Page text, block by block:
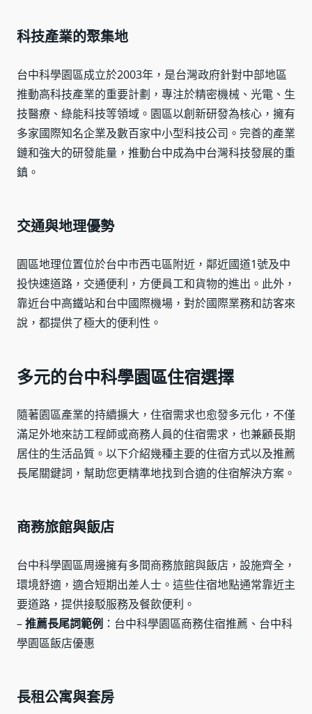
科技產業的聚集地
台中科學園區成立於2003年，是台灣政府針對中部地區
推動高科技產業的重要計劃，專注於精密機械、光電、生
技醫療、綠能科技等領域。園區以創新研發為核心，擁有
多家國際知名企業及數百家中小型科技公司。完善的產業
鏈和強大的研發能量，推動台中成為中台灣科技發展的重
鎮。
交通與地理優勢
園區地理位置位於台中市西屯區附近，鄰近國道1號及中
投快速道路，交通便利，方便員工和貨物的進出。此外，
靠近台中高鐵站和台中國際機場，對於國際業務和訪客來
說，都提供了極大的便利性。
多元的台中科學園區住宿選擇
隨著園區產業的持續擴大，住宿需求也愈發多元化，不僅
滿足外地來訪工程師或商務人員的住宿需求，也兼顧長期
居住的生活品質。以下介紹幾種主要的住宿方式以及推薦
長尾關鍵詞，幫助您更精準地找到合適的住宿解決方案。
商務旅館與飯店
台中科學園區周邊擁有多間商務旅館與飯店，設施齊全，
環境舒適，適合短期出差人士。這些住宿地點通常靠近主
要道路，提供接駁服務及餐飲便利。
–推薦長尾詞範例 ：台中科學園區商務住宿推薦、台中科
學園區飯店優惠
長租公寓與套房